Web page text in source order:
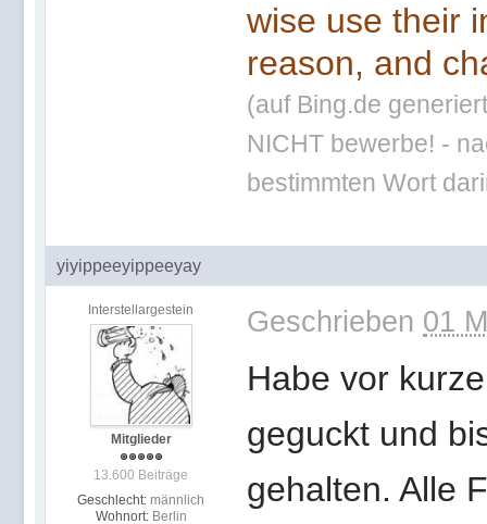
wise use their
reason, and
(auf Bing.de
NICHT bewerbe! -
bestimmten Wort
yiyippeeyippeeyay
Interstellargestein
Mitglieder
13.600 Beiträge
Geschlecht: männlich
Wohnort: Berlin
Geschrieben 01
Habe vor
geguckt und
gehalten. Alle